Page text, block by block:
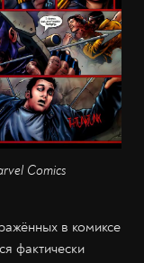
Comics
в комиксе
фактически